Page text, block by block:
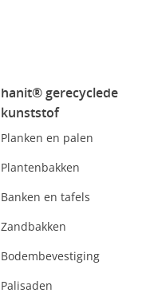
hanit® gerecyclede
kunststof
Planken en palen
Plantenbakken
Banken en tafels
Zandbakken
Bodembevestiging
Palisaden